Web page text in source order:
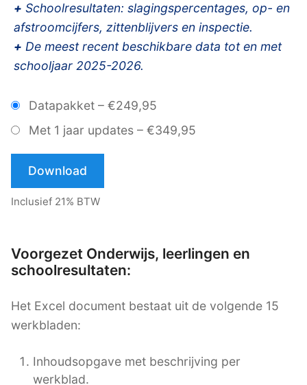
+ Schoolresultaten: slagingspercentages, op- en
afstroomcijfers, zittenblijvers en inspectie.
+ De meest recent beschikbare data tot en met
schooljaar 2025-2026.
Datapakket – €249,95
Met 1 jaar updates – €349,95
Download
Inclusief 21% BTW
Voorgezet Onderwijs, leerlingen en
schoolresultaten:
Het Excel document bestaat uit de volgende 15
werkbladen:
Inhoudsopgave met beschrijving per
werkblad.